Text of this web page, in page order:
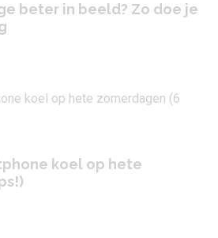
beter in beeld? Zo doe je
koel op hete